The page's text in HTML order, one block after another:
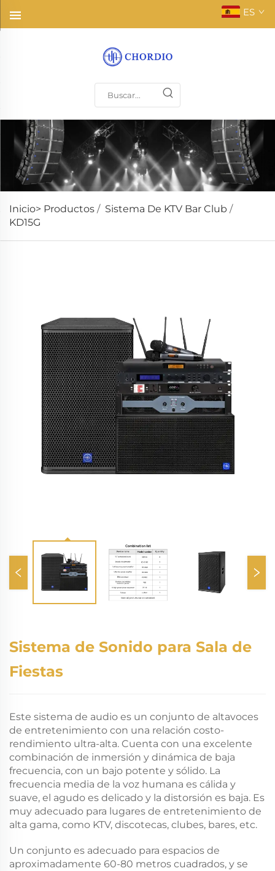
ES
Inicio> Productos / Sistema De KTV Bar Club /
KD15G
Sistema de Sonido para Sala de
Fiestas
Este sistema de audio es un conjunto de altavoces
de entretenimiento con una relación costo-
rendimiento ultra-alta. Cuenta con una excelente
combinación de inmersión y dinámica de baja
frecuencia, con un bajo potente y sólido. La
frecuencia media de la voz humana es cálida y
suave, el agudo es delicado y la distorsión es baja. Es
muy adecuado para lugares de entretenimiento de
alta gama, como KTV, discotecas, clubes, bares, etc.
Un conjunto es adecuado para espacios de
aproximadamente 60-80 metros cuadrados, y se